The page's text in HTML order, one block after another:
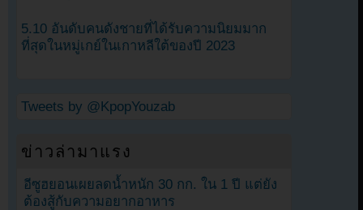
5.10 อันดับคนดังชายที่ได้รับความนิยมมาก
ที่สุดในหมู่เกย์ในเกาหลีใต้ของปี 2023
Tweets by @KpopYouzab
ข่าวล่ามาแรง
อีซูฮยอนเผยลดน้ำหนัก 30 กก. ใน 1 ปี แต่ยัง
ต้องสู้กับความอยากอาหาร